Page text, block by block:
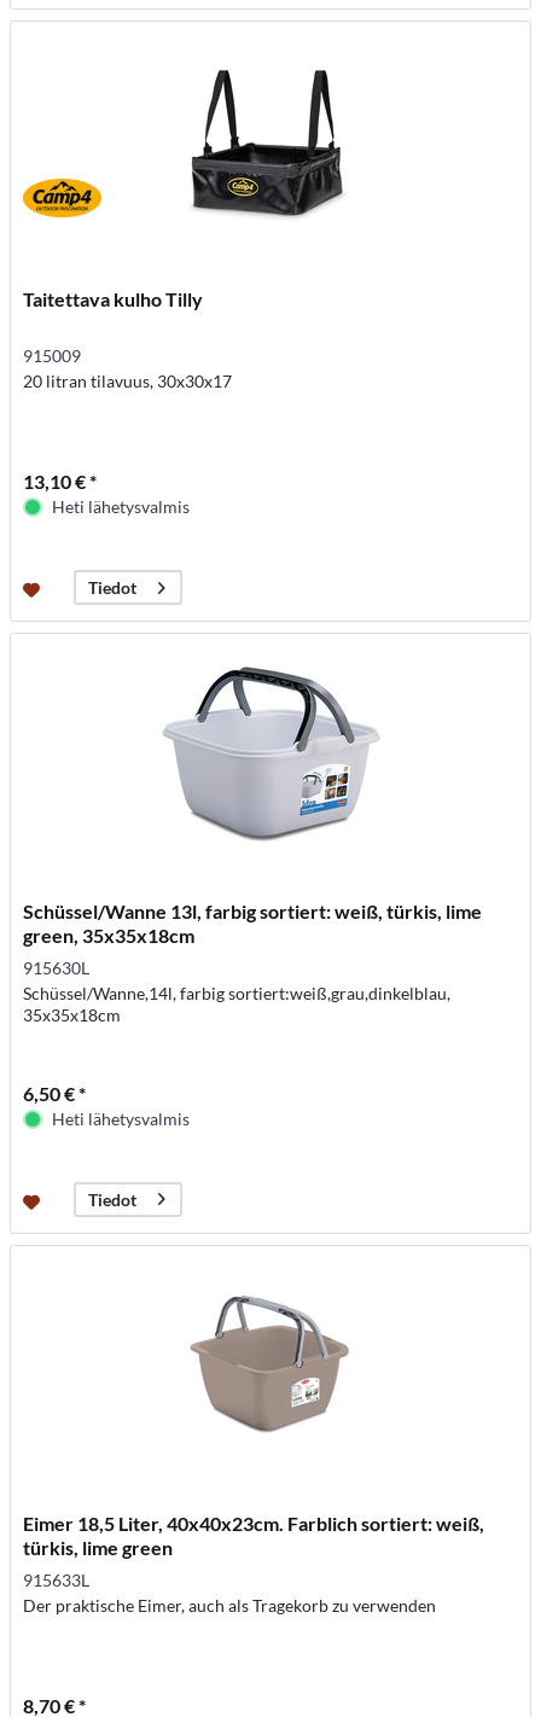
Taitettava kulho Tilly
915009
20 litran tilavuus, 30x30x17
13,10 € *
Heti lähetysvalmis
Tiedot
Schüssel/Wanne 13l, farbig sortiert: weiß, türkis, lime
green, 35x35x18cm
915630L
Schüssel/Wanne,14l, farbig sortiert:weiß,grau,dinkelblau,
35x35x18cm
6,50 € *
Heti lähetysvalmis
Tiedot
Eimer 18,5 Liter, 40x40x23cm. Farblich sortiert: weiß,
türkis, lime green
915633L
Der praktische Eimer, auch als Tragekorb zu verwenden
8,70 € *